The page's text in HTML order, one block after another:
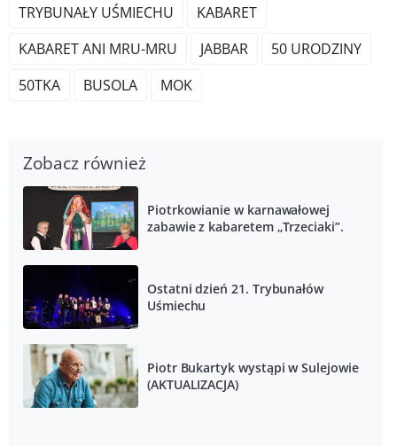
TRYBUNAŁY UŚMIECHU
KABARET
KABARET ANI MRU-MRU
JABBAR
50 URODZINY
50TKA
BUSOLA MOK
Zobacz również
Piotrkowianie w karnawałowej
zabawie z kabaretem „Trzeciaki”.
Ostatni dzień 21. Trybunałów
Uśmiechu
Piotr Bukartyk wystąpi w Sulejowie
(AKTUALIZACJA)